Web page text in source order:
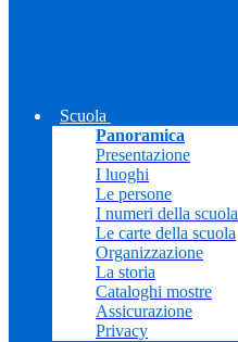
Scuola
Panoramica
Presentazione
I luoghi
Le persone
I numeri della scuola
Le carte della scuola
Organizzazione
La storia
Cataloghi mostre
Assicurazione
Privacy